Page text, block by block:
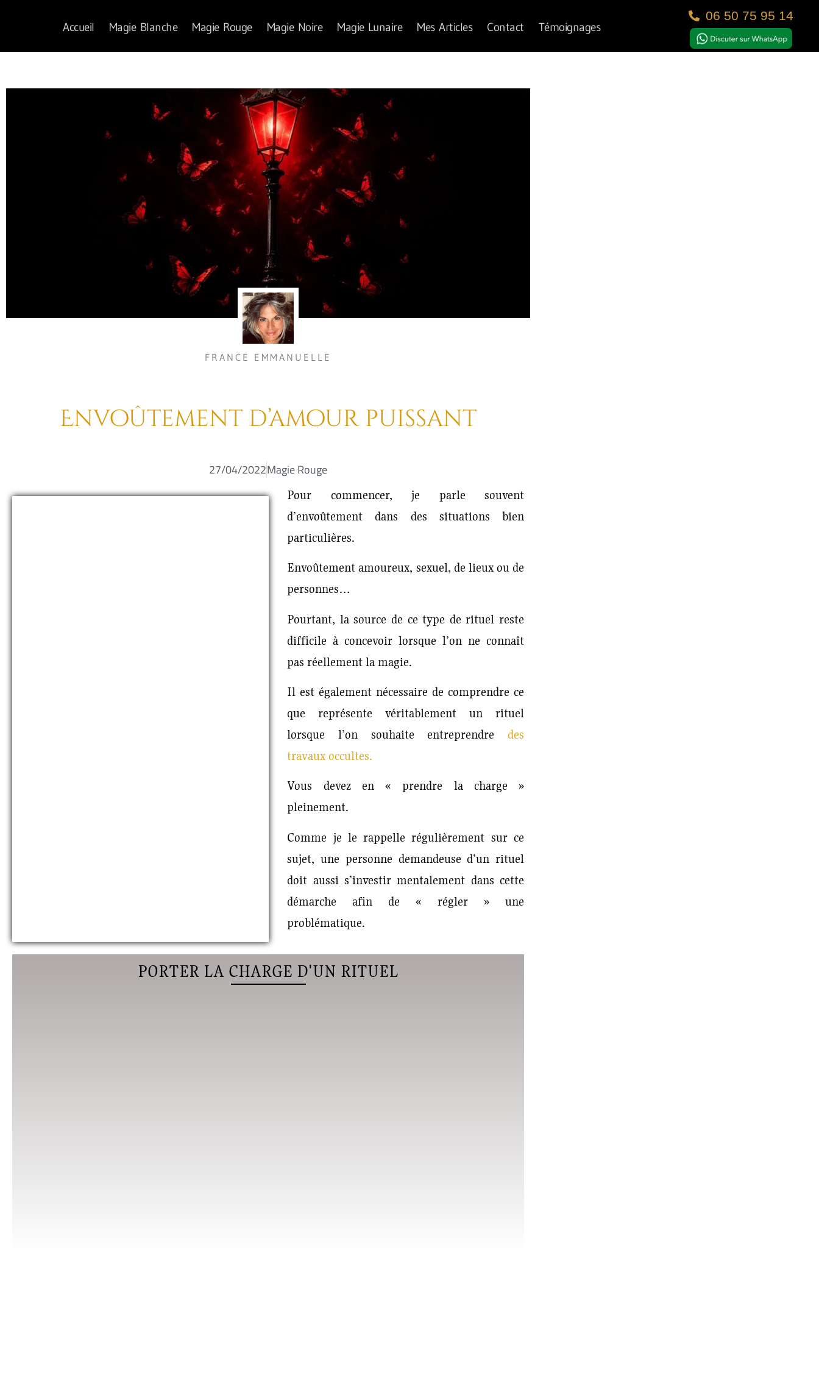
Accueil Magie Blanche Magie Rouge Magie Noire Magie Lunaire Mes Articles Contact Témoignages
06 50 75 95 14
FRANCE EMMANUELLE
Envoûtement d’amour puissant
27/04/2022Magie Rouge
Pour commencer, je parle souvent
d’envoûtement dans des situations bien
particulières.
Envoûtement amoureux, sexuel, de lieux ou de
personnes…
Pourtant, la source de ce type de rituel reste
difficile à concevoir lorsque l’on ne connaît
pas réellement la magie.
Il est également nécessaire de comprendre ce
que représente véritablement un rituel
lorsque l’on souhaite entreprendre des
travaux occultes.
Vous devez en « prendre la charge »
pleinement.
Comme je le rappelle régulièrement sur ce
sujet, une personne demandeuse d’un rituel
doit aussi s’investir mentalement dans cette
démarche afin de « régler » une
problématique.
PORTER LA CHARGE D'UN RITUEL